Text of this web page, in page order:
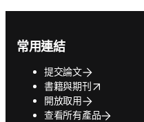
常用連結
提交論文
書籍與期刊
opens in new tab/window
開放取用
查看所有產品